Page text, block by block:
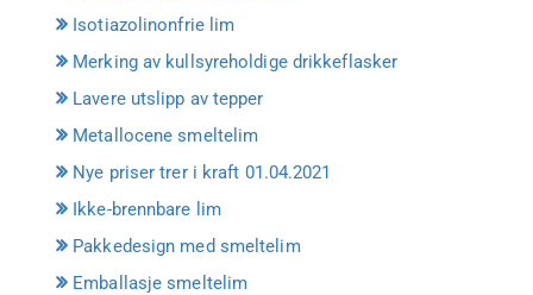
Isotiazolinonfrie lim
Merking av kullsyreholdige drikkeflasker
Lavere utslipp av tepper
Metallocene smeltelim
Nye priser trer i kraft 01.04.2021
Ikke-brennbare lim
Pakkedesign med smeltelim
Emballasje smeltelim